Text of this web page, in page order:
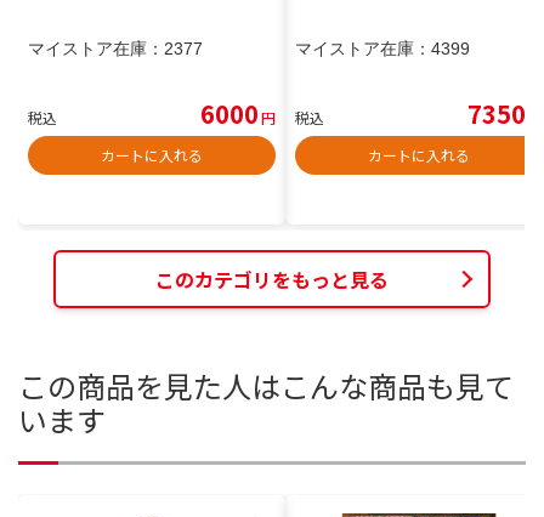
マイストア在庫： 2377
税込 6000円
カートに入れる
マイストア在庫： 4399
税込 7350
カートに入れる
このカテゴリをもっと見る
この商品を見た人はこんな商品も見て
います